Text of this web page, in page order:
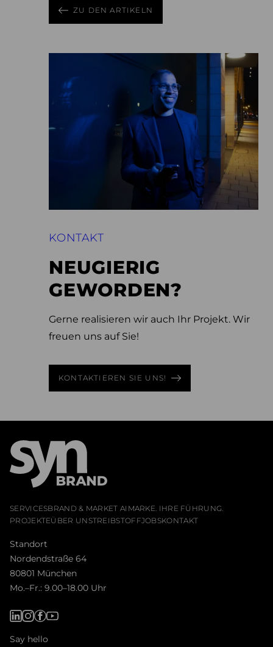
ZU DEN ARTIKELN
KONTAKT
NEUGIERIG
GEWORDEN?
Gerne realisieren wir auch Ihr Projekt. Wir
freuen uns auf Sie!
KONTAKTIEREN SIE UNS!
SERVICESBRAND & MARKET AI MARKE. IHRE FÜHRUNG.
PROJEKTEÜBER UNSTREIBSTOFFJOBSKONTAKT
Standort
Nordendstraße 64
80801 München
Mo.–Fr.: 9.00–18.00 Uhr
Say hello